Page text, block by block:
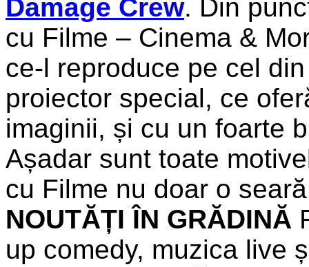
Damage Crew. Din
cu Filme – Cinema &
ce-l reproduce pe cel
proiector special, ce
imaginii, și cu un foarte
Așadar sunt toate
cu Filme nu doar o
NOUTĂȚI ÎN GRĂDINĂ
up comedy, muzica live